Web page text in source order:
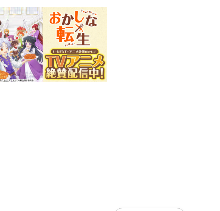
定！
開始！
子）
スピンオフ漫画が登場！